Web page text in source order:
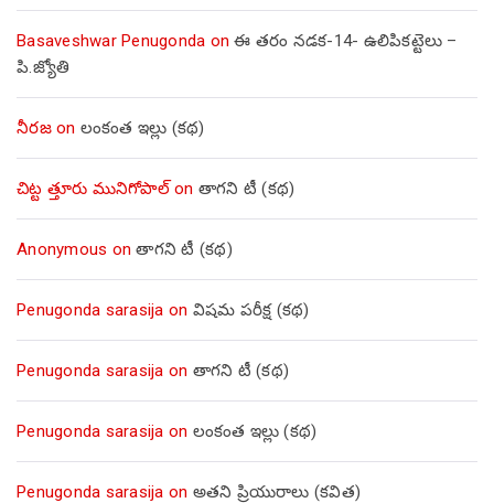
Basaveshwar Penugonda onఈ తరం నడక-14- ఉలిపికట్టెలు –
పి.జ్యోతి
నీరజon లంకంత ఇల్లు (కథ)
చిట్ట త్తూరు మునిగోపాల్on తాగని టీ (కథ)
Anonymous onతాగని టీ (కథ)
Penugonda sarasija on విషమ పరీక్ష (క‌థ‌)
Penugonda sarasija on తాగని టీ (కథ)
Penugonda sarasija on లంకంత ఇల్లు (కథ)
Penugonda sarasija on అతని ప్రియురాలు (కవిత)